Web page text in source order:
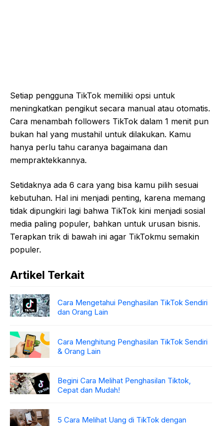
Setiap pengguna TikTok memiliki opsi untuk
meningkatkan pengikut secara manual atau otomatis.
Cara menambah followers TikTok dalam 1 menit pun
bukan hal yang mustahil untuk dilakukan. Kamu
hanya perlu tahu caranya bagaimana dan
mempraktekkannya.
Setidaknya ada 6 cara yang bisa kamu pilih sesuai
kebutuhan. Hal ini menjadi penting, karena memang
tidak dipungkiri lagi bahwa TikTok kini menjadi sosial
media paling populer, bahkan untuk urusan bisnis.
Terapkan trik di bawah ini agar TikTokmu semakin
populer.
Artikel Terkait
Cara Mengetahui Penghasilan TikTok Sendiri
dan Orang Lain
Cara Menghitung Penghasilan TikTok Sendiri
& Orang Lain
Begini Cara Melihat Penghasilan Tiktok,
Cepat dan Mudah!
5 Cara Melihat Uang di TikTok dengan